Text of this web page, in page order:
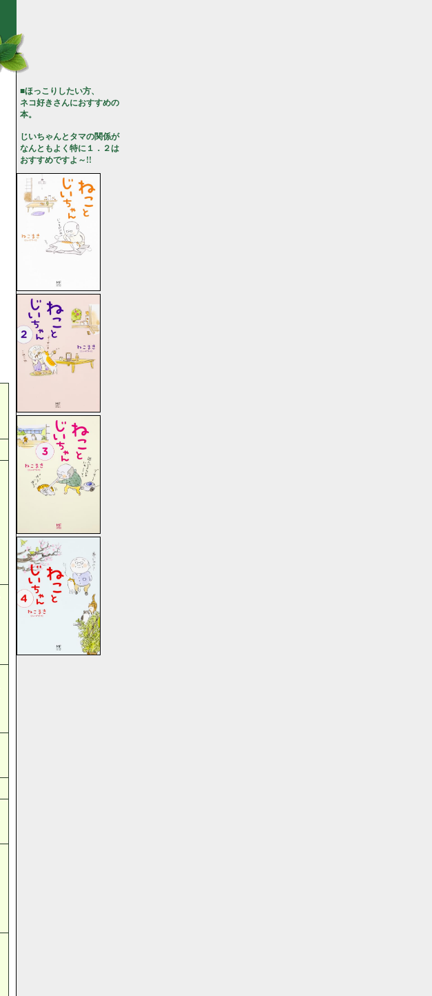
■ほっこりしたい方、
ネコ好きさんにおすすめの
本。
じいちゃんとタマの関係が
なんともよく特に１．２は
おすすめですよ～!!